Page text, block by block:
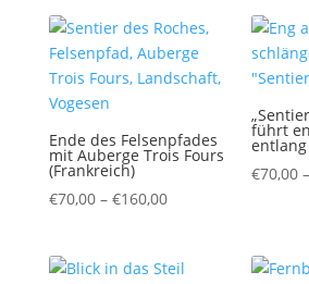
Ende des Felsenpfades
mit Auberge Trois Fours
(Frankreich)
€70,00 – €160,00Preisspanne:
€160,00
führt
entlang
€70,00